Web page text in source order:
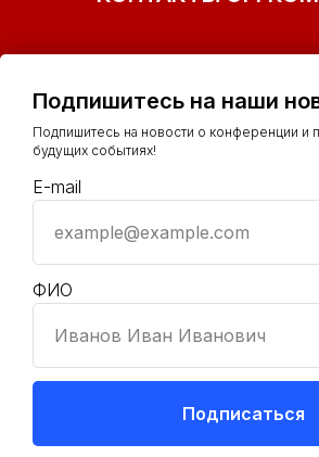
Подпишитесь на наши
Подпишитесь на новости о конференции и
будущих событиях!
E-mail
example@example.com
ФИО
Иванов Иван Иванович
Подписаться
+7(977)153-41-
info@ polit-